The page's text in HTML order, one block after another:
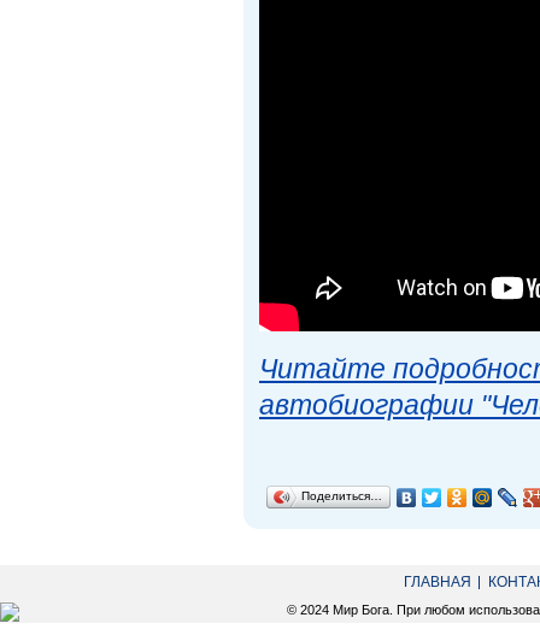
Читайте
автобиографии
Поделиться…
ГЛАВНАЯ
© 2024 Мир Бога. При любом